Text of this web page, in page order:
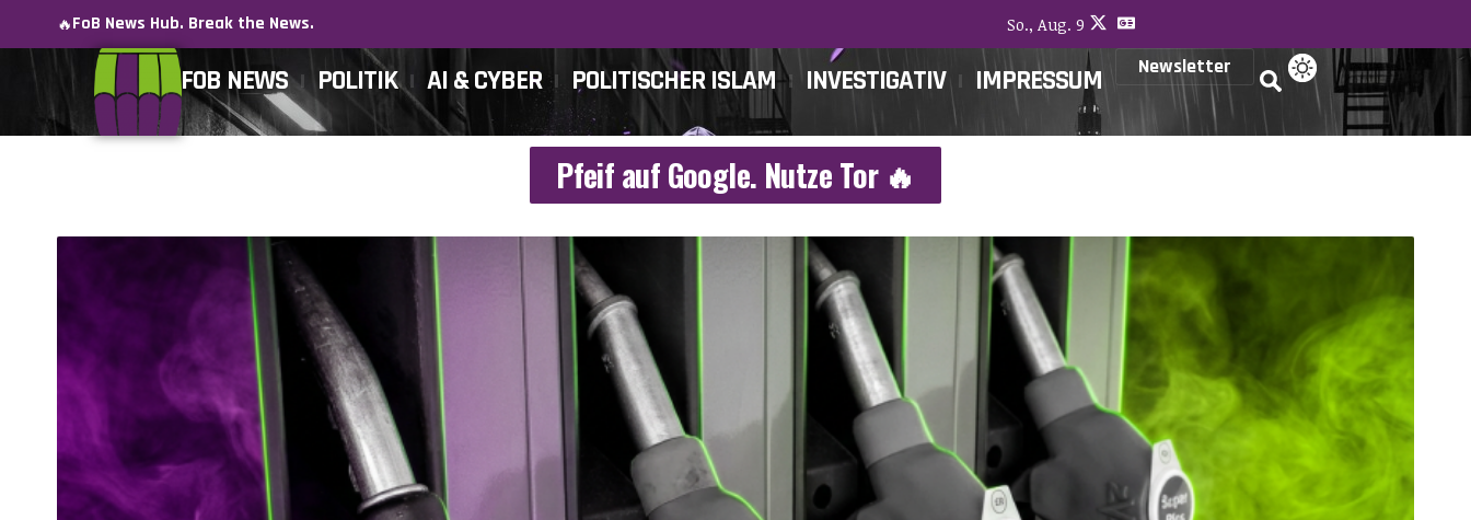
🔥FoB News Hub. Break the News. So., Aug. 9
FOB NEWS POLITIK AI & CYBER POLITISCHER ISLAM INVESTIGATIV IMPRESSUM Newsletter
Pfeif auf Google. Nutze Tor 🔥